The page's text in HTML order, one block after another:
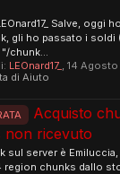
Salve, oggi
gli ho passato i soldi
chunk...
LEOnard17_ , 14 Agosto
di Aiuto
Acquisto
non ricevuto
sul server è
region chunks dallo